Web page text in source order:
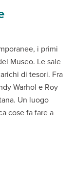
i primi
Museo. Le sale
di tesori. Fra
Warhol e Roy
Un luogo
cose fa fare a